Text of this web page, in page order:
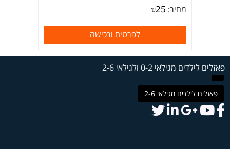
מחיר: ₪25
לפרטים ורכישה
פאזלים לילדים מגילאי 0-2 ולגילאי 2-6
פאזלים לילדים מגילאי 2-6